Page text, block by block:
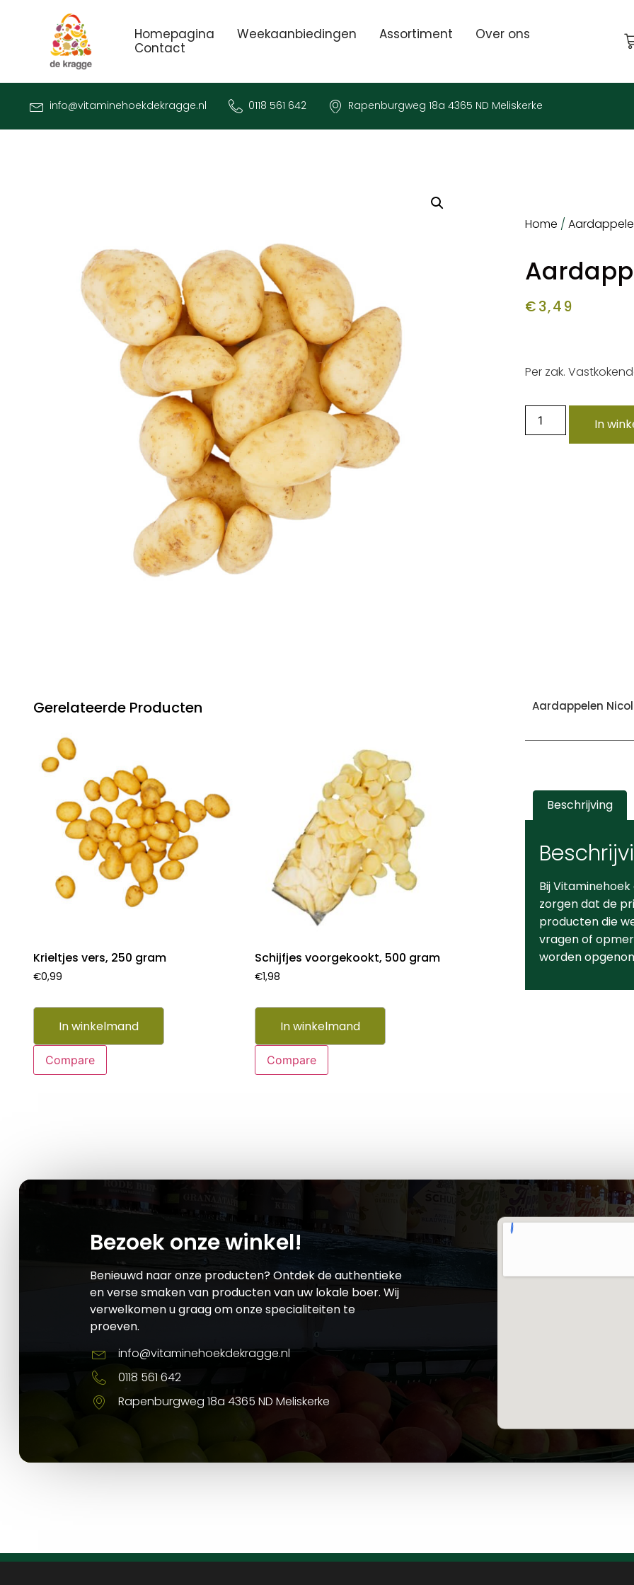
Homepagina Weekaanbiedingen Assortiment
Over ons
Contact
info@vitaminehoekdekragge.nl 0118 561 642 Rapenburgweg 18a 4365 ND Meliskerke
Home /
€3,49
Per zak.
In
Gerelateerde Producten
Krieltjes vers, 250 gram
€0,99
In winkelmand
Compare
Schijfjes voorgekookt, 500 gram
€1,98
In winkelmand
Compare
Aardappelen
Beschrijving
Bij
zorgen dat de
producten die
vragen of
worden
Bezoek onze winkel!
Benieuwd naar onze producten? Ontdek de authentieke
en verse smaken van producten van uw lokale boer. Wij
verwelkomen u graag om onze specialiteiten te
proeven.
info@vitaminehoekdekragge.nl
0118 561 642
Rapenburgweg 18a 4365 ND Meliskerke